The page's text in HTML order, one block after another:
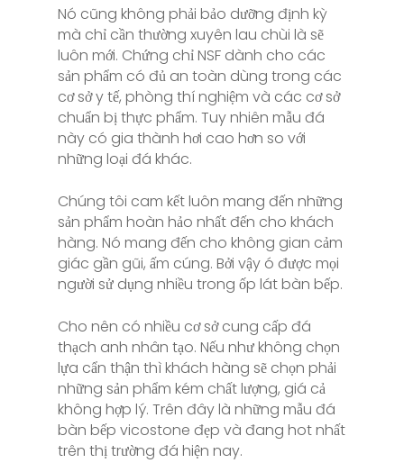
Nó cũng không phải bảo dưỡng định kỳ
mà chỉ cần thường xuyên lau chùi là sẽ
luôn mới. Chứng chỉ NSF dành cho các
sản phẩm có đủ an toàn dùng trong các
cơ sở y tế, phòng thí nghiệm và các cơ sở
chuẩn bị thực phẩm. Tuy nhiên mẫu đá
này có gia thành hơi cao hơn so với
những loại đá khác.
Chúng tôi cam kết luôn mang đến những
sản phẩm hoàn hảo nhất đến cho khách
hàng. Nó mang đến cho không gian cảm
giác gần gũi, ấm cúng. Bởi vậy ó được mọi
người sử dụng nhiều trong ốp lát bàn bếp.
Cho nên có nhiều cơ sở cung cấp đá
thạch anh nhân tạo. Nếu như không chọn
lựa cẩn thận thì khách hàng sẽ chọn phải
những sản phẩm kém chất lượng, giá cả
không hợp lý. Trên đây là những mẫu đá
bàn bếp vicostone đẹp và đang hot nhất
trên thị trường đá hiện nay.